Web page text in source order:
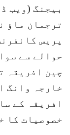
بیجنگ (ویب
ترجمان ماؤ
پریس
حوالے سے
چین افریقہ
خارجہ وانگ
افریقہ کے
خصوصیات کا